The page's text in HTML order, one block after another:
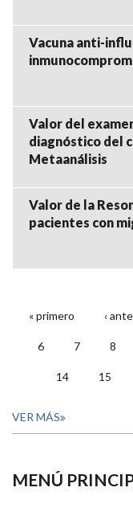
Vacuna anti-
Valor del
diagnóstico del
Metaanálisis
Valor de la
pacientes con
PÁGINAS
« primero ‹
6 7 8
14 15
VER MÁS
MENÚ